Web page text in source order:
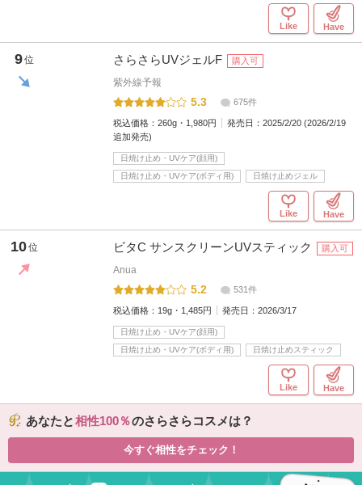
Like Have
9位 さらさらUVジェルF 購入可
紫外線予報
5.3 675件
税込価格： 260g・1,980円 発売日： 2025/2/20 (2026/2/19
追加発売)
日焼け止め・UVケア(顔用)
日焼け止め・UVケア(ボディ用)
日焼け止めジェル
Like Have
10位 ビタC サンスクリーンUVスティック 購入可
Anua
5.2 531件
税込価格： 19g・1,485円 発売日： 2026/3/17
日焼け止め・UVケア(顔用)
日焼け止め・UVケア(ボディ用)
日焼け止めスティック
Like Have
あなたと相性100 のさらさらコスメは？
今すぐ相性をチェック！